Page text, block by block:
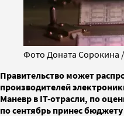
Фото Доната Сорокина
Правительство может
производителей
Маневр в IT-отрасли, по
по сентябрь принес